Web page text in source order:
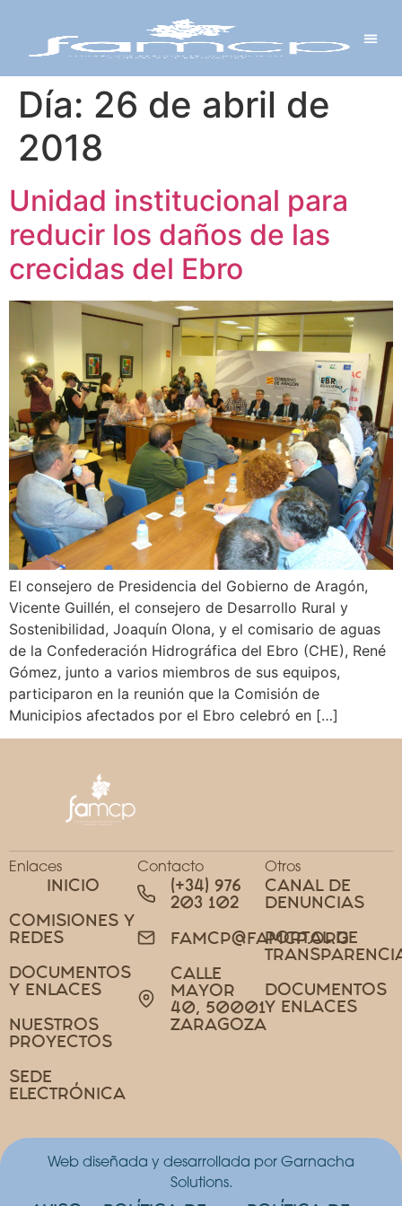
Día: 26 de abril de
2018
Unidad institucional para
reducir los daños de las
crecidas del Ebro
El consejero de Presidencia del Gobierno de Aragón,
Vicente Guillén, el consejero de Desarrollo Rural y
Sostenibilidad, Joaquín Olona, y el comisario de aguas
de la Confederación Hidrográfica del Ebro (CHE), René
Gómez, junto a varios miembros de sus equipos,
participaron en la reunión que la Comisión de
Municipios afectados por el Ebro celebró en […]
Enlaces
INICIO
COMISIONES Y
REDES
DOCUMENTOS
Y ENLACES
NUESTROS
PROYECTOS
SEDE
ELECTRÓNICA
Contacto
(+34) 976
203 102
FAMCP@FAMCP.ORG
CALLE
MAYOR
40, 50001
ZARAGOZA
Otros
CANAL DE
DENUNCIAS
PORTAL DE
DOCUMENTOS
Y ENLACES
Web diseñada y desarrollada por Garnacha
Solutions.